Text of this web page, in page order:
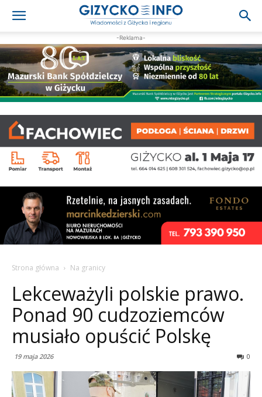
-Reklama-
Strona główna Na granicy
Lekceważyli polskie prawo.
Ponad 90 cudzoziemców
musiało opuścić Polskę
19 maja 2026 0